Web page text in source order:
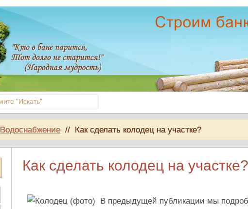
Водоснабжение // Как сделать колодец на участке?
Как сделать колодец на участке?
В предыдущей публикации мы